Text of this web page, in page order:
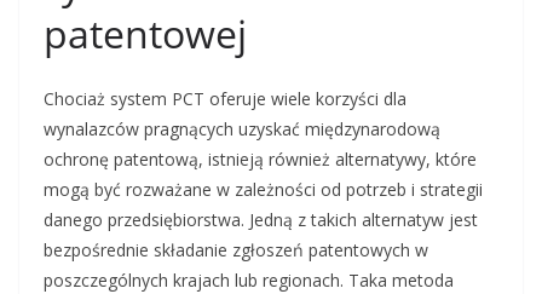
patentowej
Chociaż system PCT oferuje wiele korzyści dla
wynalazców pragnących uzyskać międzynarodową
ochronę patentową, istnieją również alternatywy, które
mogą być rozważane w zależności od potrzeb i strategii
danego przedsiębiorstwa. Jedną z takich alternatyw jest
bezpośrednie składanie zgłoszeń patentowych w
poszczególnych krajach lub regionach. Taka metoda